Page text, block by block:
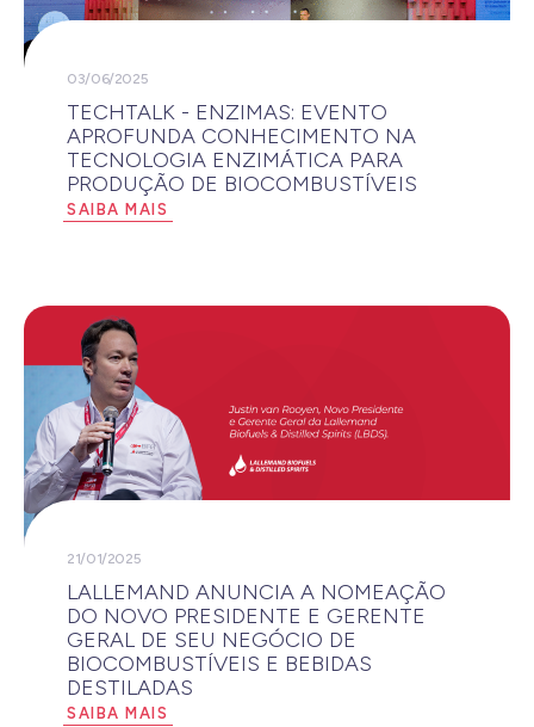
03/06/2025
TECHTALK - ENZIMAS: EVENTO
APROFUNDA CONHECIMENTO NA
TECNOLOGIA ENZIMÁTICA PARA
PRODUÇÃO DE BIOCOMBUSTÍVEIS
SAIBA MAIS
21/01/2025
LALLEMAND ANUNCIA A NOMEAÇÃO
DO NOVO PRESIDENTE E GERENTE
GERAL DE SEU NEGÓCIO DE
BIOCOMBUSTÍVEIS E BEBIDAS
DESTILADAS
SAIBA MAIS